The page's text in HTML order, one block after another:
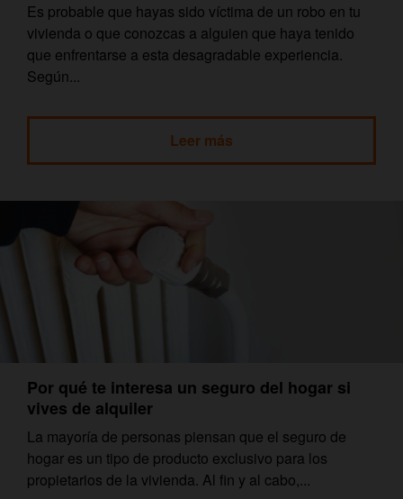
Es probable que hayas sido víctima de un robo en tu
vivienda o que conozcas a alguien que haya tenido
que enfrentarse a esta desagradable experiencia.
Según...
Leer más
Por qué te interesa un seguro del hogar si
vives de alquiler
La mayoría de personas piensan que el seguro de
hogar es un tipo de producto exclusivo para los
propietarios de la vivienda. Al fin y al cabo,...